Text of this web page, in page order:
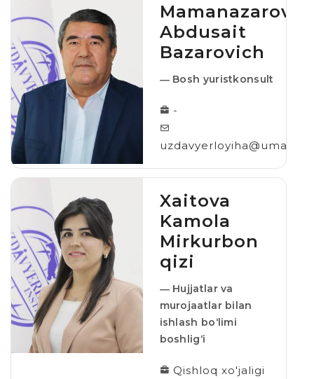
Mamanazarov
Abdusait
Bazarovich
― Bosh yuristkonsult
-
uzdavyerloyiha@umail.uz
Xaitova
Kamola
Mirkurbon
qizi
― Hujjatlar va
murojaatlar bilan
ishlash bo‘limi
boshlig‘i
Qishloq xo'jaligi